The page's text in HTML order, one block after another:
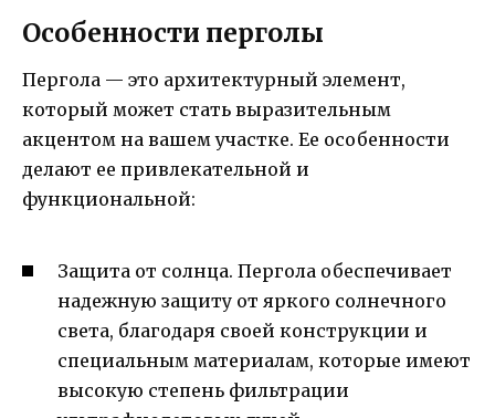
Особенности перголы
Пергола — это архитектурный элемент,
который может стать выразительным
акцентом на вашем участке. Ее особенности
делают ее привлекательной и
функциональной:
Защита от солнца. Пергола обеспечивает
надежную защиту от яркого солнечного
света, благодаря своей конструкции и
специальным материалам, которые имеют
высокую степень фильтрации